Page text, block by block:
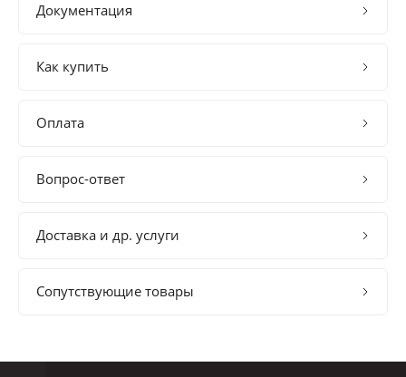
Документация
Как купить
Оплата
Вопрос-ответ
Доставка и др. услуги
Сопутствующие товары